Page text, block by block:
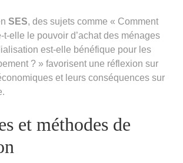
SES, des sujets comme « Comment
t-elle le pouvoir d’achat des ménages
est-elle bénéfique pour les
? » favorisent une réflexion sur
et leurs conséquences sur
et méthodes de